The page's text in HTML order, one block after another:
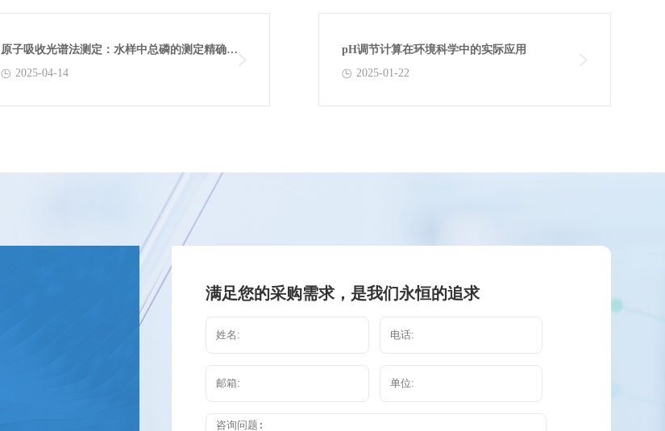
原子吸收光谱法测定：水样中总磷的测定精确度
探究2025-04-14
pH调节计算在环境科学中的实际应用
2025-01-22
满足您的采购需求，是我们永恒的追求